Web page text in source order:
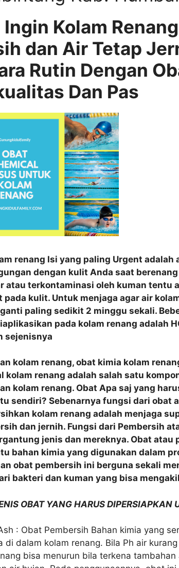
Kolam
dan Air Tetap
Rutin Dengan
Dan Pas
renang Isi yang paling Urgent adalah
dengan kulit Anda saat
atau terkontaminasi oleh kuman tentu
pada kulit. Untuk menjaga agar air
paling sedikit 2 minggu sekali.
pada kolam renang adalah
sejenisnya
kolam renang, obat kimia kolam
kolam renang adalah salah satu
kolam renang. Obat Apa saj yang
sendiri? Sebenarnya fungsi dari obat
kolam renang adalah menjaga
dan jernih. Fungsi dari Pembersih
jenis dan mereknya. Obat
bahan kimia yang digunakan dalam
obat pembersih ini berguna sekali
bakteri dan kuman yang bisa
OBAT YANG HARUS DIPERSIAPKAN
: Obat Pembersih Bahan kimia yang
di dalam kolam renang. Bila Ph air
bisa menurun bila terkena